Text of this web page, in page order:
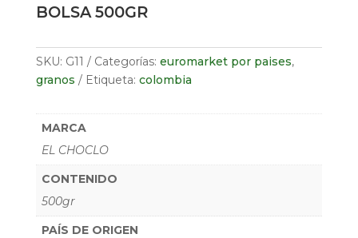
BOLSA 500GR
SKU: G11 Categorías: euromarket por paises,
granos
Etiqueta: colombia
MARCA
EL CHOCLO
CONTENIDO
500gr
PAÍS DE ORIGEN